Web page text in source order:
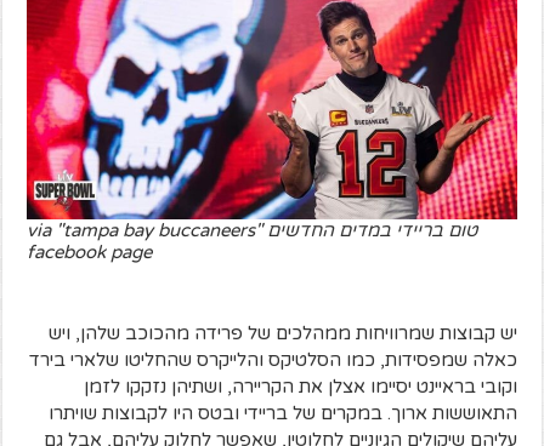
טום בריידי במדים החדשים via "tampa bay buccaneers"
facebook page
יש קבוצות שמרוויחות ממהלכים של פרידה מהכוכב שלהן, ויש
כאלה שמפסידות, כמו הסלטיקס והלייקרס שהחליטו שלארי בירד
וקובי בראיינט יסיימו אצלן את הקריירה, ושתיהן נזקקו לזמן
התאוששות ארוך. במקרים של בריידי ובטס היו לקבוצות שויתרו
עליהם שיקולים הגיוניים לחלוטין, שאפשר לחלוק עליהם, אבל גם